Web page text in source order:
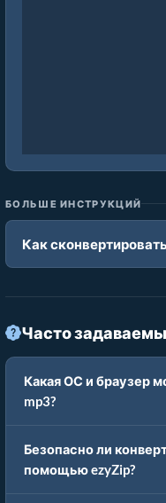
БОЛЬШЕ ИНСТРУКЦИЙ
Как
Часто
Какая ОС и браузер
mp3?
Безопасно ли
помощью ezyZip?